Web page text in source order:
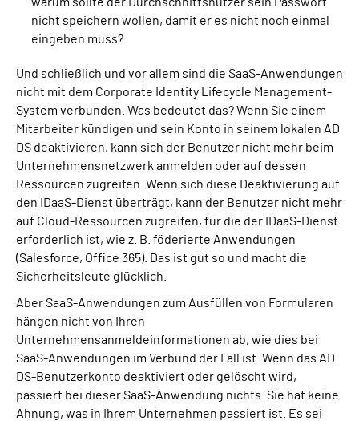
nicht speichern wollen, damit er es nicht noch einmal
eingeben muss?
Und schließlich und vor allem sind die SaaS-Anwendungen
nicht mit dem Corporate Identity Lifecycle Management-
System verbunden. Was bedeutet das? Wenn Sie einem
Mitarbeiter kündigen und sein Konto in seinem lokalen AD
DS deaktivieren, kann sich der Benutzer nicht mehr beim
Unternehmensnetzwerk anmelden oder auf dessen
Ressourcen zugreifen. Wenn sich diese Deaktivierung auf
den IDaaS-Dienst überträgt, kann der Benutzer nicht mehr
auf Cloud-Ressourcen zugreifen, für die der IDaaS-Dienst
erforderlich ist, wie z. B. föderierte Anwendungen
(Salesforce, Office 365). Das ist gut so und macht die
Sicherheitsleute glücklich.
Aber SaaS-Anwendungen zum Ausfüllen von Formularen
hängen nicht von Ihren
Unternehmensanmeldeinformationen ab, wie dies bei
SaaS-Anwendungen im Verbund der Fall ist. Wenn das AD
DS-Benutzerkonto deaktiviert oder gelöscht wird,
passiert bei dieser SaaS-Anwendung nichts. Sie hat keine
Ahnung, was in Ihrem Unternehmen passiert ist. Es sei